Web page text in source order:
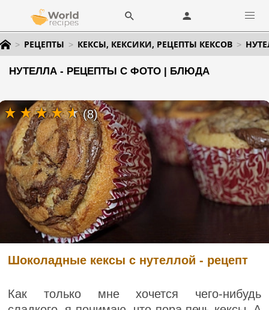
РЕЦЕПТЫ КЕКСЫ, КЕКСИКИ, РЕЦЕПТЫ КЕКСОВ
НУТЕЛЛА - РЕЦЕПТЫ С ФОТО | БЛЮДА
Шоколадные кексы с нутеллой - рецепт
Как только мне хочется чего-нибудь
(8)